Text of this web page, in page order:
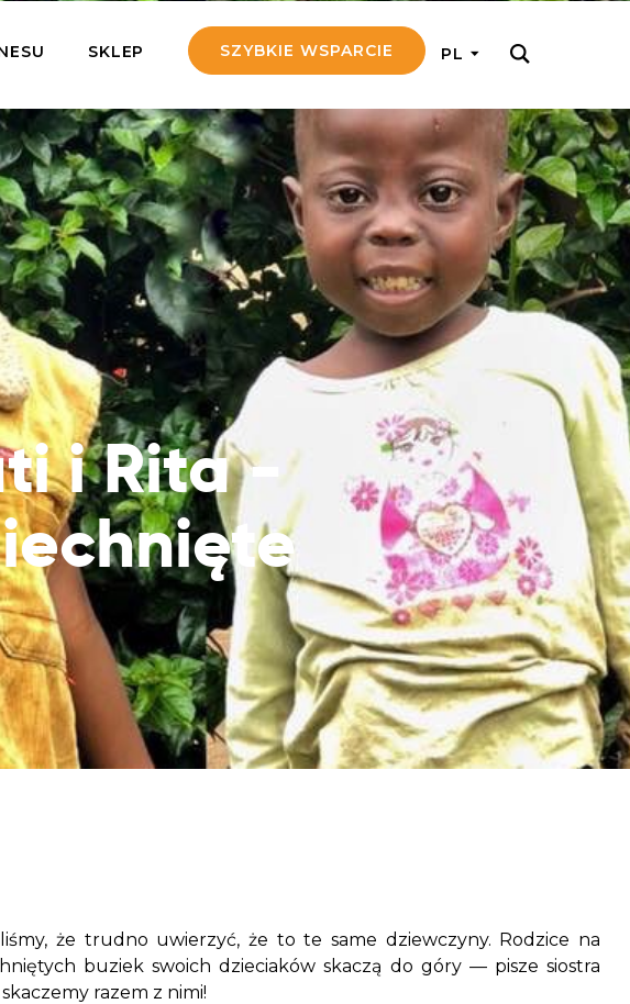
WSPIERAM REGULARNIE
Przybij nam 5!
Pomagaj efektywnie, przekazując na
pomoc 5 zł tygodniowo
Adoptuj Seniora
Dołącz do rodziny Seniora, wspierając
go finansowo i emocjonalnie
Drużyny Aniołów
Wspieraj pracę konkretnego misjonarza
i pozostań z nim kontakcie
Wiatraczek dla Życia
Uratuj dziecko cierpiące z powodu
głodu i wspieraj edukację rodziców
przez
Dajemy
w
już
dociera
SKLEP SZYBKIE WSPARCIE PL
i Rita -
że trudno uwierzyć, że to te same dziewczyny. Rodzice na
buziek swoich dzieciaków skaczą do góry — pisze siostra
razem z nimi!